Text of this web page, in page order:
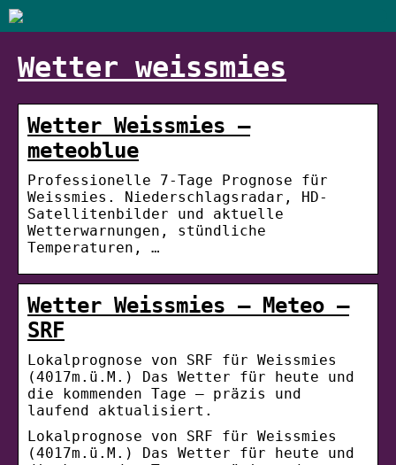
Wetter weissmies
Wetter Weissmies –
meteoblue
Professionelle 7-Tage Prognose für
Weissmies. Niederschlagsradar, HD-
Satellitenbilder und aktuelle
Wetterwarnungen, stündliche
Temperaturen, …
Wetter Weissmies – Meteo –
SRF
Lokalprognose von SRF für Weissmies
(4017m.ü.M.) Das Wetter für heute und
die kommenden Tage – präzis und
laufend aktualisiert.
Lokalprognose von SRF für Weissmies
(4017m.ü.M.) Das Wetter für heute und